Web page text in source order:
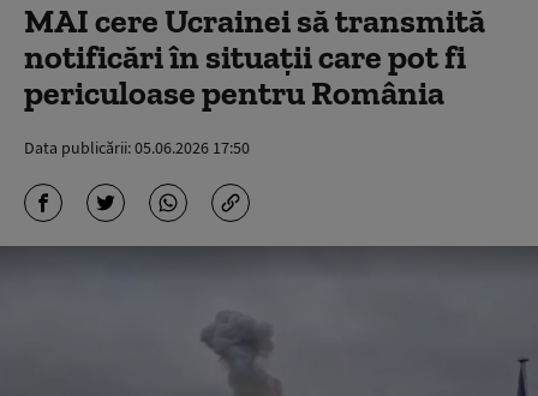
MAI cere Ucrainei să transmită
notificări în situaţii care pot fi
periculoase pentru România
Data publicării:05.06.2026 17:50